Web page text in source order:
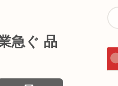
急ぐ 品